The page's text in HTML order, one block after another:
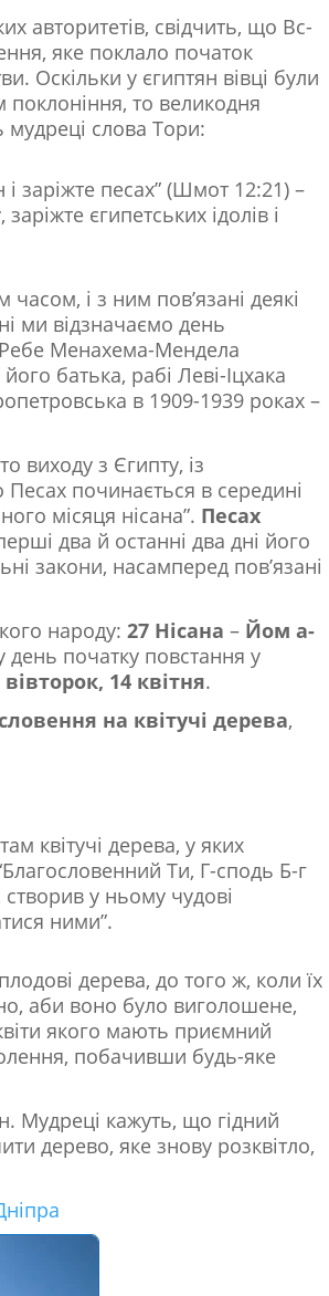
авторитетів, свідчить, що Вс-
яке поклало початок
Оскільки у єгиптян вівці були
поклоніння, то великодня
слова Тори:
і заріжте песах” (Шмот 12:21) –
єгипетських ідолів і
часом, і з ним пов’язані деякі
ми відзначаємо день
Менахема-Мендела
батька, рабі Леві-Іцхака
в 1909-1939 роках –
виходу з Єгипту, із
починається в середині
місяця нісана”. Песах
два й останні два дні його
закони, насамперед пов’язані
народу: 27 Нісана – Йом а-
день початку повстання у
вівторок, 14 квітня.
на квітучі дерева,
квітучі дерева, у яких
Ти, Г-сподь Б-г
у ньому чудові
ними”.
дерева, до того ж, коли їх
аби воно було виголошене,
якого мають приємний
побачивши будь-яке
Мудреці кажуть, що гідний
дерево, яке знову розквітло,